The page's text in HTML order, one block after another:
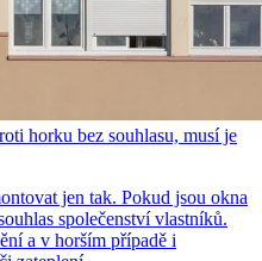
horku bez souhlasu, musí je
jen tak. Pokud jsou okna
společenství vlastníků.
a v horším případě i